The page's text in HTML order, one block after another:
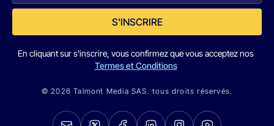
S'INSCRIRE
En cliquant sur s'inscrire, vous confirmez que vous acceptez nos
Termes et Conditions
© 2026 Talmont Media SAS. tous droits réservés.